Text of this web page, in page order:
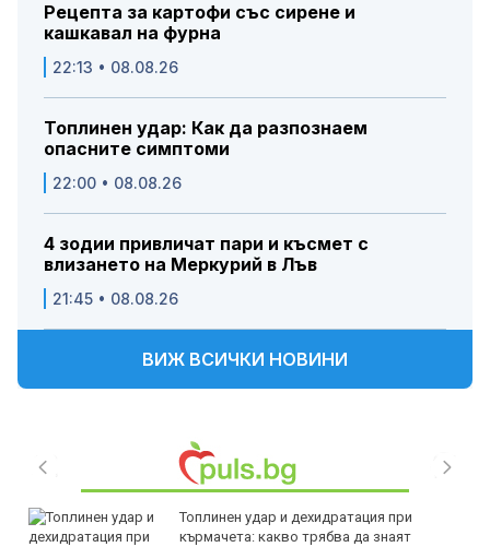
Рецепта за картофи със сирене и
кашкавал на фурна
22:13 • 08.08.26
Топлинен удар: Как да разпознаем
опасните симптоми
22:00 • 08.08.26
4 зодии привличат пари и късмет с
влизането на Меркурий в Лъв
21:45 • 08.08.26
ВИЖ ВСИЧКИ НОВИНИ
Топлинен удар и дехидратация при
кърмачета: какво трябва да знаят